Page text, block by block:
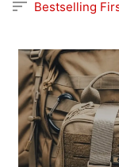
Bestselling